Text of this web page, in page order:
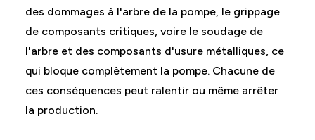
des dommages à l'arbre de la pompe, le grippage
de composants critiques, voire le soudage de
l'arbre et des composants d'usure métalliques, ce
qui bloque complètement la pompe. Chacune de
ces conséquences peut ralentir ou même arrêter
la production.